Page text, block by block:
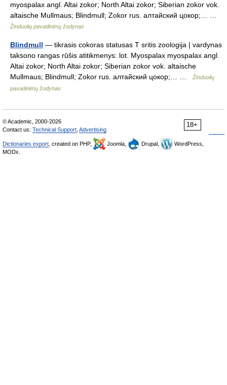
myospalax angl. Altai zokor; North Altai zokor; Siberian zokor vok.
altaische Mullmaus; Blindmull; Zokor rus. алтайский цокор;… …
Žinduolių pavadinimų žodynas
Blindmull — tikrasis cokoras statusas T sritis zoologija | vardynas
taksono rangas rūšis atitikmenys: lot. Myospalax myospalax angl.
Altai zokor; North Altai zokor; Siberian zokor vok. altaische
Mullmaus; Blindmull; Zokor rus. алтайский цокор;… …
Žinduolių
pavadinimų žodynas
18+
© Academic, 2000-2026
Contact us: Technical Support Advertising
Dictionaries export , created on PHP, Joomla, Drupal,
WordPress,
MODx.